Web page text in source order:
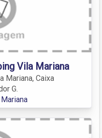
Vila Mariana
Mariana, Caixa
G.